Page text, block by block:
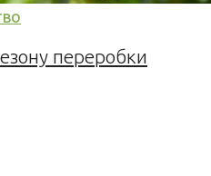
переробки